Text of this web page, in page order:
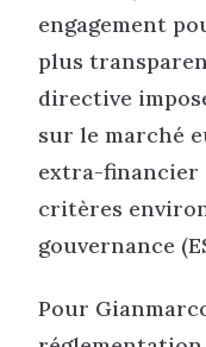
engagement
plus
directive
sur le marché
extra-
critères
gouvernance
Pour